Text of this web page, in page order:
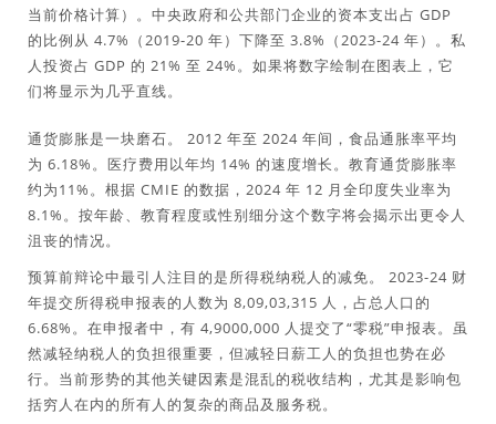
当前价格计算）。中央政府和公共部门企业的资本支出占 GDP
的比例从 4.7%（2019-20 年）下降至 3.8%（2023-24 年）。私
人投资占 GDP 的 21% 至 24%。如果将数字绘制在图表上，它
们将显示为几乎直线。
通货膨胀是一块磨石。 2012 年至 2024 年间，食品通胀率平均
为 6.18%。医疗费用以年均 14% 的速度增长。教育通货膨胀率
约为11%。根据 CMIE 的数据，2024 年 12 月全印度失业率为
8.1%。按年龄、教育程度或性别细分这个数字将会揭示出更令人
沮丧的情况。
预算前辩论中最引人注目的是所得税纳税人的减免。 2023-24 财
年提交所得税申报表的人数为 8,09,03,315 人，占总人口的
6.68%。在申报者中，有 4,9000,000 人提交了“零税”申报表。虽
然减轻纳税人的负担很重要，但减轻日薪工人的负担也势在必
行。当前形势的其他关键因素是混乱的税收结构，尤其是影响包
括穷人在内的所有人的复杂的商品及服务税。